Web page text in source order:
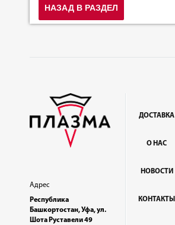
НАЗАД В РАЗДЕЛ
Адрес
Республика
Башкортостан, Уфа, ул.
Шота Руставели 49
ДОСТАВКА
О НАС
НОВОСТИ
КОНТАКТЫ